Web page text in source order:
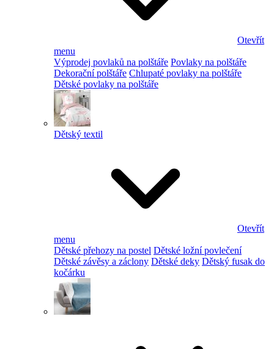
Otevřít
menu
Výprodej povlaků na polštáře Povlaky na polštáře
Dekorační polštáře Chlupaté povlaky na polštáře
Dětské povlaky na polštáře
Dětský textil
Otevřít
menu
Dětské přehozy na postel Dětské ložní povlečení
Dětské závěsy a záclony Dětské deky Dětský fusak do
kočárku